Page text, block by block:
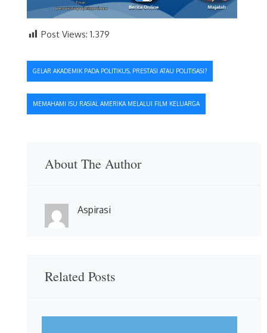
Post Views: 1.379
Navigasi
pos
GELAR AKADEMIK PADA POLITIKUS, PRESTASI ATAU POLITISASI?
MEMAHAMI ISU RASIAL AMERIKA MELALUI FILM KELUARGA
About The Author
Aspirasi
Related Posts